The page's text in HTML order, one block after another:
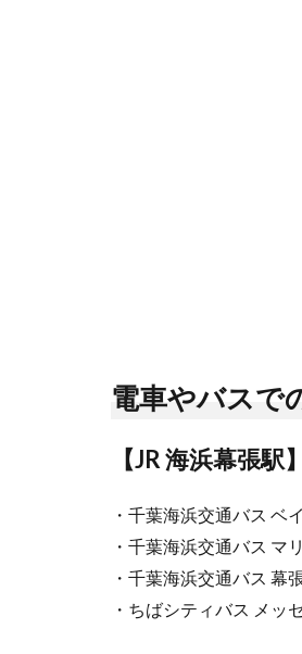
電車やバスで
【JR 海浜幕張駅】
・千葉海浜交通バス ベ
・千葉海浜交通バス マ
・千葉海浜交通バス 幕
・ちばシティバス メッ